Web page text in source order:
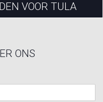
VOOR TULA
ONS